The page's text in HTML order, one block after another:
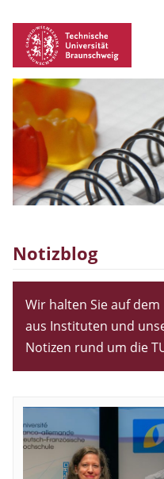
Notizblog
Wir halten Sie auf
aus Instituten und
Notizen rund um die